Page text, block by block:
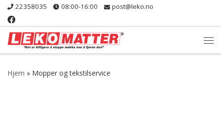
Skip to content
22358035 08:00-16:00 post@leko.no
Hjem » Mopper og tekstilservice